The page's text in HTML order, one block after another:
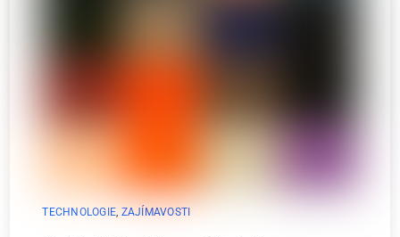
TECHNOLOGIE ZAJÍMAVOSTI